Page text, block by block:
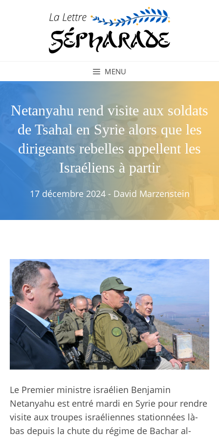
MENU
Netanyahu rend visite aux soldats
de Tsahal en Syrie alors que les
dirigeants rebelles appellent les
Israéliens à partir
17 décembre 2024 - David Marzenstein
Le Premier ministre israélien Benjamin
Netanyahu est entré mardi en Syrie pour rendre
visite aux troupes israéliennes stationnées là-
bas depuis la chute du régime de Bachar al-